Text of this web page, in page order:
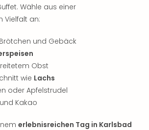
Wähle aus einer
Vielfalt an:
und Gebäck
Obst
wie Lachs
oder Apfelstrudel
Kakao
erlebnisreichen Tag in Karlsbad